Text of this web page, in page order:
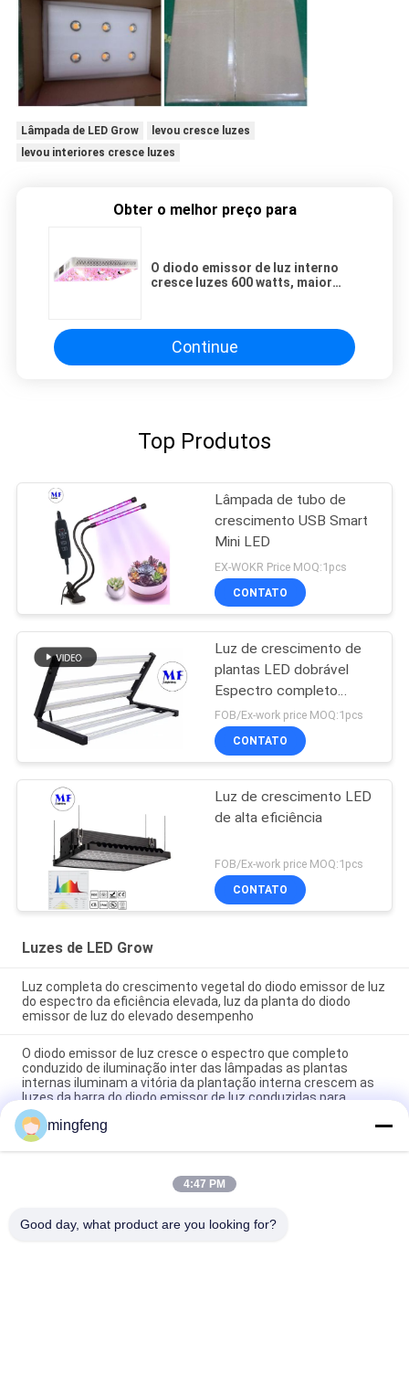
Lâmpada de LED Grow
levou cresce luzes
levou interiores cresce luzes
Obter o melhor preço para
O diodo emissor de luz interno
cresce luzes 600 watts, maior
Continue
Top Produtos
Lâmpada de tubo de
crescimento USB Smart
Mini LED
EX-WOKR Price MOQ:1pcs
CONTATO
Luz de crescimento de
plantas LED dobrável
Espectro completo
540W Garantia de 5 anos
Componentes à prova
d'água IP65
FOB/Ex-work price MOQ:1pcs
CONTATO
Luz de crescimento LED
de alta eficiência
FOB/Ex-work price MOQ:1pcs
CONTATO
Luzes de LED Grow
Luz completa do crescimento vegetal do diodo emissor de luz
do espectro da eficiência elevada, luz da planta do diodo
emissor de luz do elevado desempenho
O diodo emissor de luz cresce o espectro que completo
conduzido de iluminação inter das lâmpadas as plantas
internas iluminam a vitória da plantação interna crescem as
luzes da barra do diodo emissor de luz conduzidas para
crescer Li
A horticultura que o diodo emissor de luz completo do
vertical ilumina de poupança de energia
Categorias populares
mingfeng
4:47 PM
Good day, what product are you looking for?